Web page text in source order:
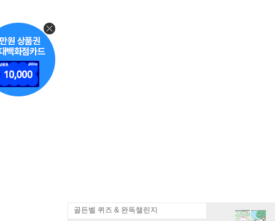
골든벨 퀴즈 & 완독챌린지